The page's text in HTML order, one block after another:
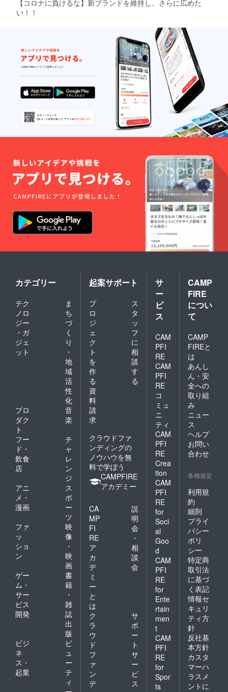
【コロナに負けるな】新ブランドを維持し、さらに広めた
い！！
カテゴリー
テク
ノロ
ジー
・ガ
ジェ
ット
ま
ち
づ
く
り
・
地
域
活
性
化
プロ
ダク
ト
音
楽
フー
ド・
飲食
店
チ
ャ
レ
ン
ジ
アニ
メ・
漫画
ス
ポ
ー
ツ
ファ
ッ
ショ
ン
映
像
・
映
画
ゲー
ム・
サー
ビス
開発
書
籍
・
雑
誌
出
版
ビジ
ネ
ス・
起業
ビ
ュ
ー
テ
ィ
起案サポート
プ
ロ
ジ
ェ
ク
ト
を
作
る
ス
タ
ッ
フ
に
相
談
す
る
資
料
請
求
クラウドファ
ンディングの
ノウハウを無
料で学ぼう
CAMPFIRE
アカデミー
CA
MP
FI
RE
ア
カ
デ
ミ
ー
と
は
説
明
会
・
相
談
会
ク
ラ
ウ
ド
フ
ァ
ン
デ
サ
ポ
ー
ト
サ
ー
ビ
ス
サ
ー
ビ
ス
CAM
PFI
RE
CAM
PFI
RE
コ
ミュ
ニ
ティ
CAM
PFI
RE
Crea
tion
CAM
PFI
RE
for
Soci
al
Goo
d
CAM
PFI
RE
for
Ente
rtain
men
t
CAM
PFI
RE
for
Spor
ts
CAMP
FIRE
につい
て
CAMP
FIREと
は
あんし
ん・安
全への
取り組
み
ニュー
ス
ヘルプ
お問い
合わせ
各種規定
利用規
約
細則
プライ
バシー
ポリ
シー
特定商
取引法
に基づ
く表記
情報セ
キュリ
ティ方
針
反社基
本方針
カスタ
マーハ
ラスメ
ントに